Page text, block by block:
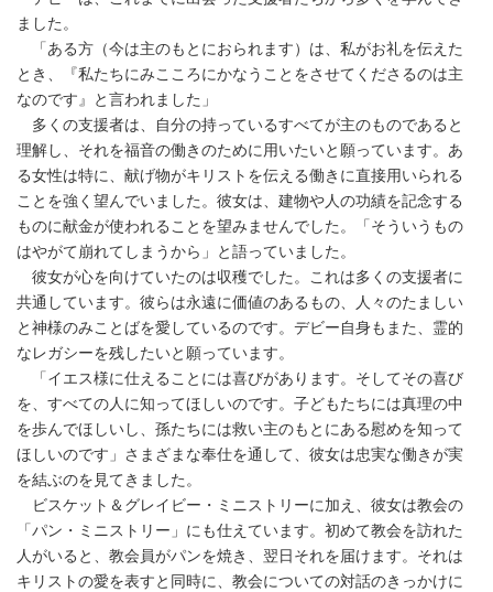
ました。
「ある方（今は主のもとにおられます）は、私がお礼を伝えた
とき、『私たちにみこころにかなうことをさせてくださるのは主
なのです』と言われました」
多くの支援者は、自分の持っているすべてが主のものであると
理解し、それを福音の働きのために用いたいと願っています。あ
る女性は特に、献げ物がキリストを伝える働きに直接用いられる
ことを強く望んでいました。彼女は、建物や人の功績を記念する
ものに献金が使われることを望みませんでした。「そういうもの
はやがて崩れてしまうから」と語っていました。
彼女が心を向けていたのは収穫でした。これは多くの支援者に
共通しています。彼らは永遠に価値のあるもの、人々のたましい
と神様のみことばを愛しているのです。デビー自身もまた、霊的
なレガシーを残したいと願っています。
「イエス様に仕えることには喜びがあります。そしてその喜び
を、すべての人に知ってほしいのです。子どもたちには真理の中
を歩んでほしいし、孫たちには救い主のもとにある慰めを知って
ほしいのです」さまざまな奉仕を通して、彼女は忠実な働きが実
を結ぶのを見てきました。
ビスケット＆グレイビー・ミニストリーに加え、彼女は教会の
「パン・ミニストリー」にも仕えています。初めて教会を訪れた
人がいると、教会員がパンを焼き、翌日それを届けます。それは
キリストの愛を表すと同時に、教会についての対話のきっかけに